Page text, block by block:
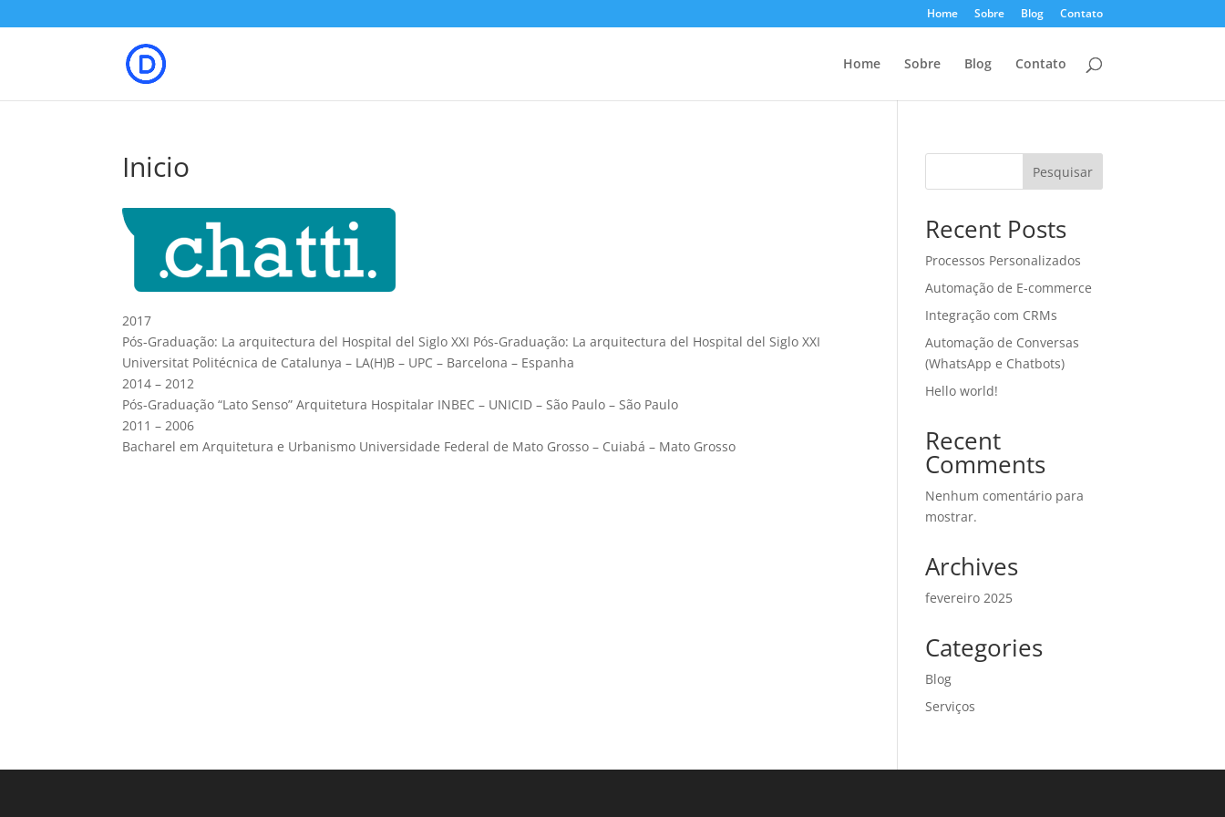
Home Sobre Blog Contato
Home Sobre Blog Contato
Inicio
2017
Pós-Graduação: La arquitectura del Hospital del Siglo XXI Pós-Graduação: La arquitectura del Hospital del Siglo XXI
Universitat Politécnica de Catalunya – LA(H)B – UPC – Barcelona – Espanha
2014 – 2012
Pós-Graduação “Lato Senso” Arquitetura Hospitalar INBEC – UNICID – São Paulo – São Paulo
2011 – 2006
Bacharel em Arquitetura e Urbanismo Universidade Federal de Mato Grosso – Cuiabá – Mato Grosso
Pesquisar
Recent Posts
Processos Personalizados
Automação de E-commerce
Integração com CRMs
Automação de Conversas
(WhatsApp e Chatbots)
Hello world!
Recent
Comments
Nenhum comentário para
mostrar.
Archives
fevereiro 2025
Categories
Blog
Serviços